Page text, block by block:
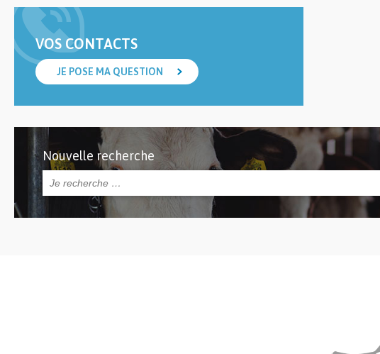
VOS CONTACTS
JE POSE MA QUESTION
Nouvelle recherche